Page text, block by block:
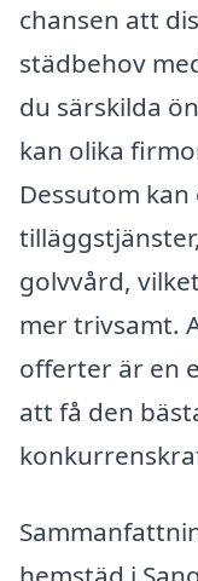
chansen att
städbehov
du särskilda
kan olika
Dessutom
golvvård,
mer trivsamt.
offerter är en
att få den